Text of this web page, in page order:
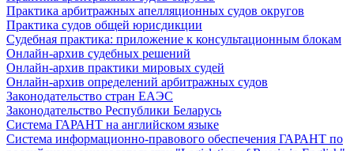
Практика арбитражных апелляционных судов округов
Практика судов общей юрисдикции
Судебная практика: приложение к консультационным блокам
Онлайн-архив судебных решений
Онлайн-архив практики мировых судей
Онлайн-архив определений арбитражных судов
Законодательство стран ЕАЭС
Законодательство Республики Беларусь
Система ГАРАНТ на английском языке
Система информационно-правового обеспечения ГАРАНТ по